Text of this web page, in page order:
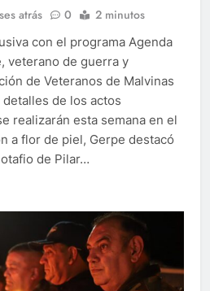
atrás 0 2 minutos
con el programa Agenda
veterano de guerra y
de Veteranos de Malvinas
de los actos
realizarán esta semana en el
a flor de piel, Gerpe destacó
de Pilar…